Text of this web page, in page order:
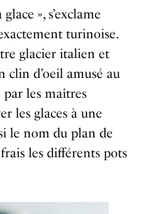
», s’exclame
turinoise.
glacier italien et
clin d’oeil amusé au
par les maîtres
les glaces à une
le nom du plan de
les différents pots